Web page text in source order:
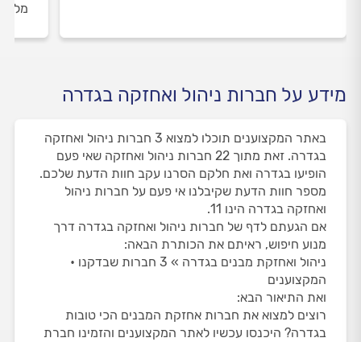
מידע על חברות ניהול ואחזקה בגדרה
באתר המקצוענים תוכלו למצוא 3 חברות ניהול ואחזקה
בגדרה. זאת מתוך 22 חברות ניהול ואחזקה שאי פעם
הופיעו בגדרה ואת חלקם הסרנו עקב חוות הדעת שלכם.
מספר חוות הדעת שקיבלנו אי פעם על חברות ניהול
ואחזקה בגדרה הינו 11.
אם הגעתם לדף של חברות ניהול ואחזקה בגדרה דרך
מנוע חיפוש, ראיתם את הכותרת הבאה:
ניהול ואחזקת מבנים בגדרה » 3 חברות שבדקנו •
המקצוענים
ואת התיאור הבא:
רוצים למצוא את חברות אחזקת המבנים הכי טובות
בגדרה? היכנסו עכשיו לאתר המקצוענים והזמינו חברת